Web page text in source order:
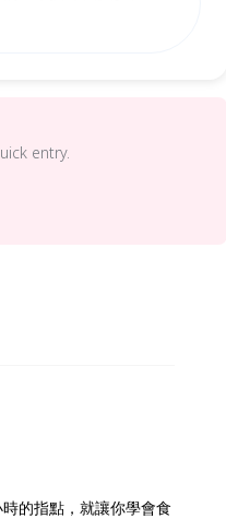
entry.
的指點，就讓你學會食